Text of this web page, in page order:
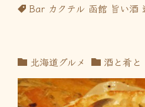
Bar カクテル 函館 旨い酒
北海道グルメ 酒と肴と